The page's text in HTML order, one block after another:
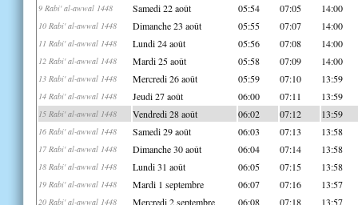
9 Rabi' al-awwal 1448 Samedi 22 août 05:54 07:05 14:00
10 Rabi' al-awwal 1448 Dimanche 23 août 05:55 07:07 14:00
11 Rabi' al-awwal 1448 Lundi 24 août 05:56 07:08 14:00
12 Rabi' al-awwal 1448 Mardi 25 août 05:58 07:09 14:00
13 Rabi' al-awwal 1448 Mercredi 26 août 05:59 07:10 13:59
14 Rabi' al-awwal 1448 Jeudi 27 août 06:00 07:11 13:59
15 Rabi' al-awwal 1448 Vendredi 28 août 06:02 07:12 13:59
16 Rabi' al-awwal 1448 Samedi 29 août 06:03 07:13 13:58
17 Rabi' al-awwal 1448 Dimanche 30 août 06:04 07:14 13:58
18 Rabi' al-awwal 1448 Lundi 31 août 06:05 07:15 13:58
19 Rabi' al-awwal 1448 Mardi 1 septembre 06:07 07:16 13:57
20 Rabi' al-awwal 1448 Mercredi 2 septembre 06:08 07:18 13:57